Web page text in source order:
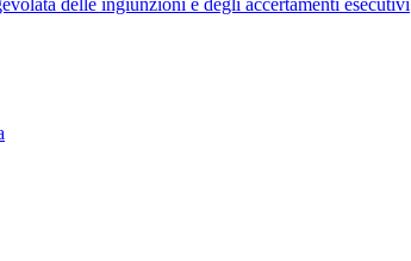
delle ingiunzioni e degli accertamenti esecutivi​